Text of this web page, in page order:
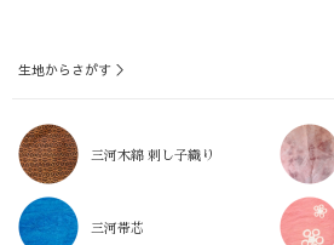
生地からさがす ＞
三河木綿 刺し子織り
三河帯芯